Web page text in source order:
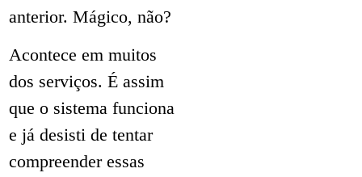
anterior. Mágico, não?
Acontece em muitos
dos serviços. É assim
que o sistema funciona
e já desisti de tentar
compreender essas